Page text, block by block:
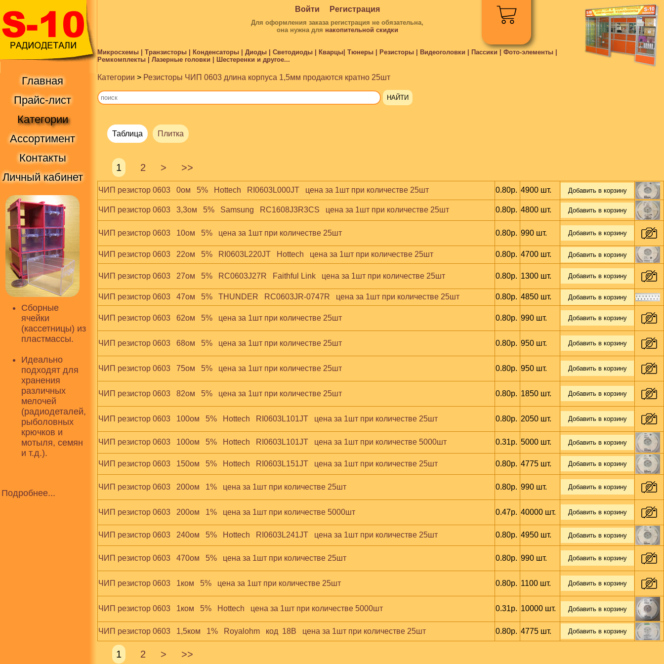
Войти Регистрация
Для оформления заказа регистрация не обязательна,
она нужна для накопительной скидки
Микросхемы | Транзисторы | Конденсаторы | Диоды | Светодиоды | Кварцы| Тюнеры | Резисторы | Видеоголовки | Пассики | Фото-элементы |
Ремкомплекты | Лазерные головки | Шестеренки и другое...
Главная
Прайс-лист
Категории
Ассортимент
Контакты
Личный кабинет
Сборные
ячейки
(кассетницы) из
пластмассы.
Идеально
подходят для
хранения
различных
мелочей
(радиодеталей,
рыболовных
крючков и
мотыля, семян
и т.д.).
Подробнее...
Категории > Резисторы ЧИП 0603 длина корпуса 1,5мм продаются кратно 25шт
Таблица Плитка
1 2 > >>
ЧИП резистор 0603   0ом   5%   Hottech   RI0603L000JT   цена за 1шт при количестве 25шт 0.80р. 4900 шт. Добавить в корзину
ЧИП резистор 0603   3,3ом   5%   Samsung   RC1608J3R3CS   цена за 1шт при количестве 25шт 0.80р. 4800 шт. Добавить в корзину
ЧИП резистор 0603   10ом   5%   цена за 1шт при количестве 25шт 0.80р. 990 шт. Добавить в корзину
ЧИП резистор 0603   22ом   5%   RI0603L220JT   Hottech   цена за 1шт при количестве 25шт 0.80р. 4700 шт. Добавить в корзину
ЧИП резистор 0603   27ом   5%   RC0603J27R   Faithful Link   цена за 1шт при количестве 25шт 0.80р. 1300 шт. Добавить в корзину
ЧИП резистор 0603   47ом   5%   THUNDER   RC0603JR-0747R   цена за 1шт при количестве 25шт 0.80р. 4850 шт. Добавить в корзину
ЧИП резистор 0603   62ом   5%   цена за 1шт при количестве 25шт 0.80р. 990 шт. Добавить в корзину
ЧИП резистор 0603   68ом   5%   цена за 1шт при количестве 25шт 0.80р. 950 шт. Добавить в корзину
ЧИП резистор 0603   75ом   5%   цена за 1шт при количестве 25шт 0.80р. 950 шт. Добавить в корзину
ЧИП резистор 0603   82ом   5%   цена за 1шт при количестве 25шт 0.80р. 1850 шт. Добавить в корзину
ЧИП резистор 0603   100ом   5%   Hottech   RI0603L101JT   цена за 1шт при количестве 25шт 0.80р. 2050 шт. Добавить в корзину
ЧИП резистор 0603   100ом   5%   Hottech   RI0603L101JT   цена за 1шт при количестве 5000шт 0.31р. 5000 шт. Добавить в корзину
ЧИП резистор 0603   150ом   5%   Hottech   RI0603L151JT   цена за 1шт при количестве 25шт 0.80р. 4775 шт. Добавить в корзину
ЧИП резистор 0603   200ом   1%   цена за 1шт при количестве 25шт 0.80р. 990 шт. Добавить в корзину
ЧИП резистор 0603   200ом   1%   цена за 1шт при количестве 5000шт 0.47р. 40000 шт. Добавить в корзину
ЧИП резистор 0603   240ом   5%   Hottech   RI0603L241JT   цена за 1шт при количестве 25шт 0.80р. 4950 шт. Добавить в корзину
ЧИП резистор 0603   470ом   5%   цена за 1шт при количестве 25шт 0.80р. 990 шт. Добавить в корзину
ЧИП резистор 0603   1ком   5%   цена за 1шт при количестве 25шт 0.80р. 1100 шт. Добавить в корзину
ЧИП резистор 0603   1ком   5%   Hottech   цена за 1шт при количестве 5000шт 0.31р. 10000 шт. Добавить в корзину
ЧИП резистор 0603   1,5ком   1%   Royalohm   код  18B   цена за 1шт при количестве 25шт 0.80р. 4775 шт. Добавить в корзину
1 2 > >>